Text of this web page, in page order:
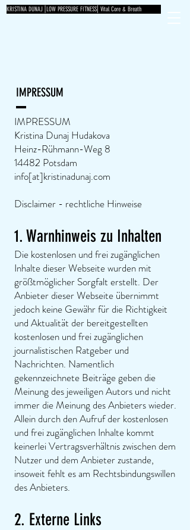
KRISTINA DUNAJ⎟LOW PRESSURE FITNESS⎜Vital Core & Breath
IMPRESSUM
IMPRESSUM
Kristina Dunaj Hudakova
Heinz-Rühmann-Weg 8
14482 Potsdam​
info[at]kristinadunaj.com
Disclaimer - rechtliche Hinweise
1. Warnhinweis zu Inhalten
Die kostenlosen und frei zugänglichen
Inhalte dieser Webseite wurden mit
größtmöglicher Sorgfalt erstellt. Der
Anbieter dieser Webseite übernimmt
jedoch keine Gewähr für die Richtigkeit
und Aktualität der bereitgestellten
kostenlosen und frei zugänglichen
journalistischen Ratgeber und
Nachrichten. Namentlich
gekennzeichnete Beiträge geben die
Meinung des jeweiligen Autors und nicht
immer die Meinung des Anbieters wieder.
Allein durch den Aufruf der kostenlosen
und frei zugänglichen Inhalte kommt
keinerlei Vertragsverhältnis zwischen dem
Nutzer und dem Anbieter zustande,
insoweit fehlt es am Rechtsbindungswillen
des Anbieters.
2. Externe Links